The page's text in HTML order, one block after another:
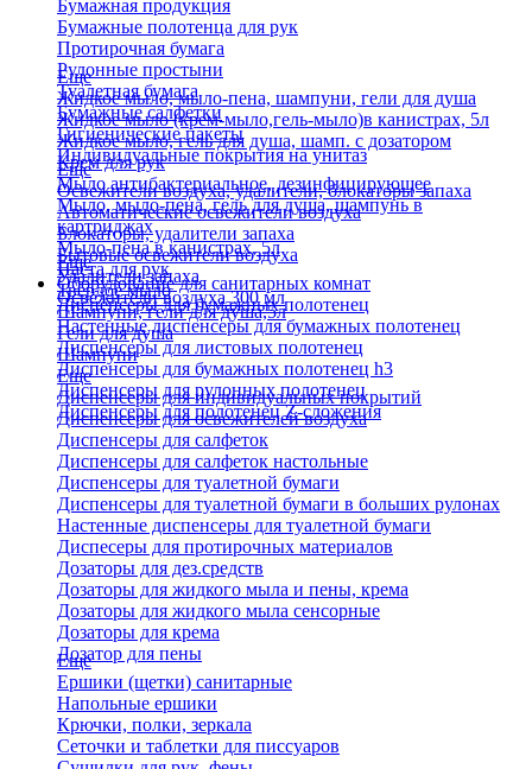
Бумажная продукция
Бумажные полотенца для рук
Протирочная бумага
Рулонные простыни
Туалетная бумага
Бумажные салфетки
Гигиенические пакеты
Индивидуальные покрытия на унитаз
Еще
Жидкое мыло, мыло-пена, шампуни, гели для душа
Жидкое мыло (крем-мыло,гель-мыло)в канистрах, 5л
Жидкое мыло, гель для душа, шамп. с дозатором
Крем для рук
Мыло антибактериальное, дезинфицирующее
Мыло, мыло-пена, гель для душа, шампунь в
картриджах
Мыло-пена в канистрах, 5л
Паста для рук
Твердое мыло
Шампуни, гели для душа,5л
Гели для душа
Шампуни
Еще
Освежители воздуха, удалители, блокаторы запаха
Автоматические освежители воздуха
Блокаторы, удалители запаха
Бытовые освежители воздуха
Удалители запаха
Освежители воздуха 300 мл
Еще
Оборудование для санитарных комнат
Диспенсеры для бумажных полотенец
Настенные диспенсеры для бумажных полотенец
Диспенсеры для листовых полотенец
Диспенсеры для бумажных полотенец h3
Диспенсеры для рулонных полотенец
Диспенсеры для полотенец Z-сложения
Еще
Диспенсеры для индивидуальных покрытий
Диспенсеры для освежителей воздуха
Диспенсеры для салфеток
Диспенсеры для салфеток настольные
Диспенсеры для туалетной бумаги
Диспенсеры для туалетной бумаги в больших рулонах
Настенные диспенсеры для туалетной бумаги
Диспесеры для протирочных материалов
Дозаторы для дез.средств
Дозаторы для жидкого мыла и пены, крема
Дозаторы для жидкого мыла сенсорные
Дозаторы для крема
Дозатор для пены
Еще
Ершики (щетки) санитарные
Напольные ершики
Крючки, полки, зеркала
Сеточки и таблетки для писсуаров